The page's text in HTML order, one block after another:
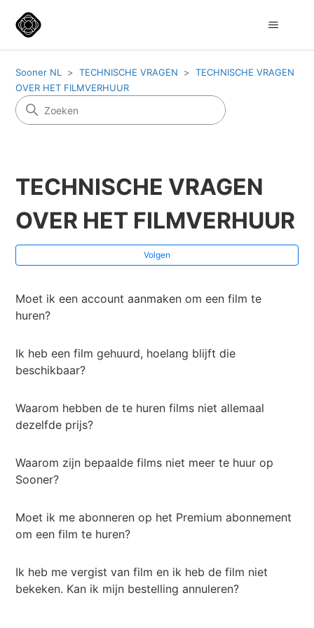
Sooner NL TECHNISCHE VRAGEN
TECHNISCHE VRAGEN
OVER HET FILMVERHUUR
TECHNISCHE VRAGEN
OVER HET FILMVERHUUR
Volgen
Moet ik een account aanmaken om een film te
huren?
Ik heb een film gehuurd, hoelang blijft die
beschikbaar?
Waarom hebben de te huren films niet allemaal
dezelfde prijs?
Waarom zijn bepaalde films niet meer te huur op
Sooner?
Moet ik me abonneren op het Premium abonnement
om een film te huren?
Ik heb me vergist van film en ik heb de film niet
bekeken. Kan ik mijn bestelling annuleren?